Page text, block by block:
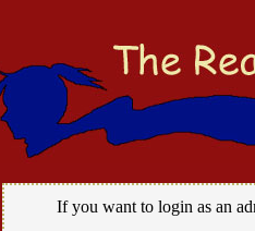
If you want to login as an